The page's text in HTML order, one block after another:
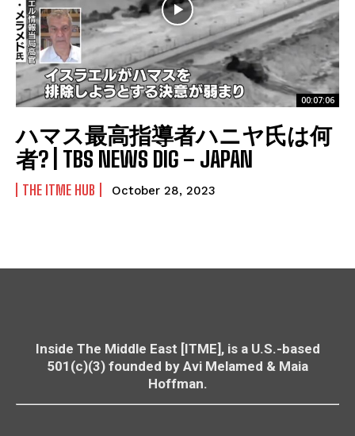
00:07:06
ハマス最高指導者ハニヤ氏は何
者? | TBS NEWS DIG – JAPAN
THE ITME HUB October 28, 2023
Inside The Middle East [ITME], is a U.S.-based
501(c)(3) founded by Avi Melamed & Maia
Hoffman.